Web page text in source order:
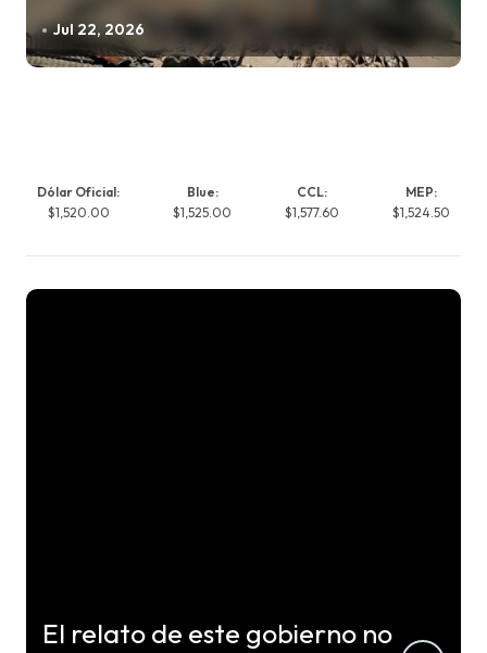
Jul 22, 2026
Dólar Oficial:
$1,520.00
Blue:
$1,525.00
CCL:
$1,577.60
MEP:
$1,524.50
El relato de este gobierno no